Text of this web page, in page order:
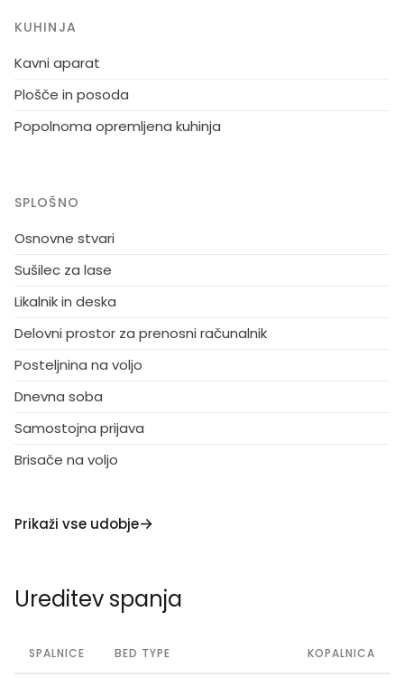
KUHINJA
Kavni aparat
Plošče in posoda
Popolnoma opremljena kuhinja
SPLOŠNO
Osnovne stvari
Sušilec za lase
Likalnik in deska
Delovni prostor za prenosni računalnik
Posteljnina na voljo
Dnevna soba
Samostojna prijava
Brisače na voljo
Prikaži vse udobje
Ureditev spanja
SPALNICE BED TYPE KOPALNICA